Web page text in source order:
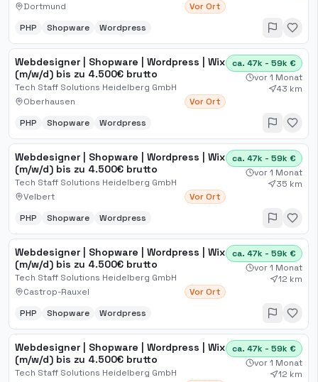
Dortmund
Vor Ort
PHP Shopware Wordpress
Webdesigner | Shopware | Wordpress | Wix
(m/w/d) bis zu 4.500€ brutto
Tech Staff Solutions Heidelberg GmbH
Oberhausen
Vor Ort
ca. 47k - 59k €
vor 1 Monat
43 km
PHP Shopware Wordpress
Webdesigner | Shopware | Wordpress | Wix
(m/w/d) bis zu 4.500€ brutto
Tech Staff Solutions Heidelberg GmbH
Velbert
Vor Ort
ca. 47k - 59k €
vor 1 Monat
35 km
PHP Shopware Wordpress
Webdesigner | Shopware | Wordpress | Wix
(m/w/d) bis zu 4.500€ brutto
Tech Staff Solutions Heidelberg GmbH
Castrop-Rauxel
Vor Ort
ca. 47k - 59k €
vor 1 Monat
12 km
PHP Shopware Wordpress
Webdesigner | Shopware | Wordpress | Wix
(m/w/d) bis zu 4.500€ brutto
Tech Staff Solutions Heidelberg GmbH
ca. 47k - 59k €
vor 1 Monat
12 km